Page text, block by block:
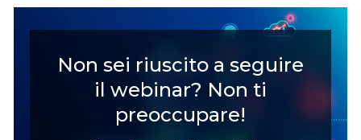
Non sei riuscito a seguire
il webinar? Non ti
preoccupare!